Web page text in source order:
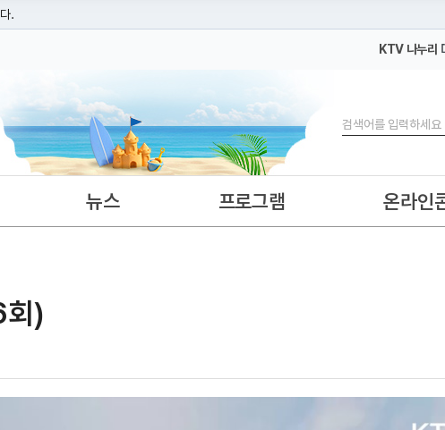
.
있다면 아래 URL에서 도메인 주소를 확인해 보세요
KTV 나누리
검색
뉴스 프로그램 온라인
)